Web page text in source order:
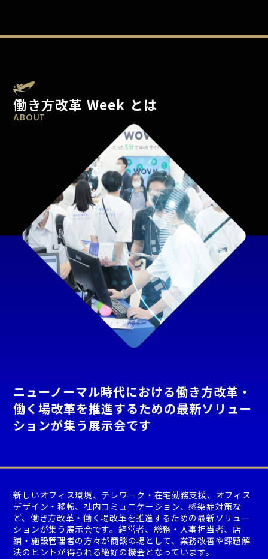
働き方改革 Week とは
ABOUT
ニューノーマル時代における働き方改革・
働く場改革を推進するための最新ソリュー
ションが集う展示会です
新しいオフィス環境、テレワーク・在宅勤務支援、オフィス
デザイン・移転、社内コミュニケーション、感染症対策な
ど、働き方改革・働く場改革を推進するための最新ソリュー
ションが集う展示会です。経営者、総務・人事担当者、店
舗・施設管理者の方々が商談の場として、業務改善や課題解
決のヒントが得られる絶好の機会となっています。